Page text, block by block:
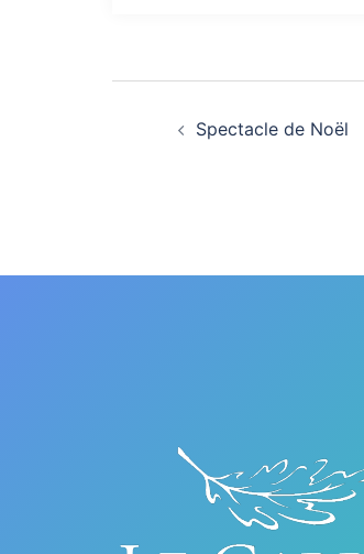
Navigation
Spectacle de Noël